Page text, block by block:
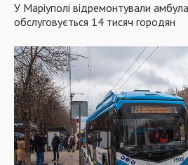
У Маріуполі відремонтували
обслуговується 14 тисяч городян